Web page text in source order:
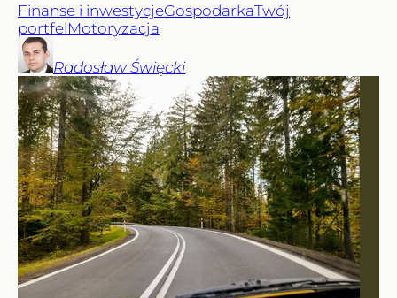
Finanse i inwestycjeGospodarkaTwój
portfelMotoryzacja
Radosław Święcki